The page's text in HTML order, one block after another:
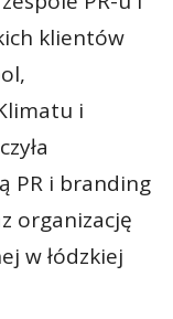
klientów
i
PR i branding
organizację
w łódzkiej